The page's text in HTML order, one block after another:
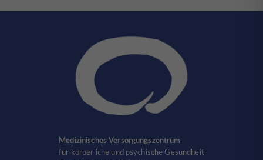
Medizinisches Versorgungszentrum
für körperliche und psychische Gesundheit